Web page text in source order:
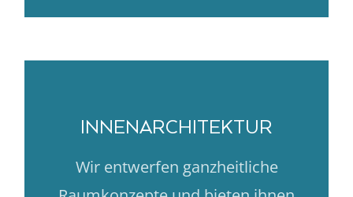
INNENARCHITEKTUR
Wir entwerfen ganzheitliche